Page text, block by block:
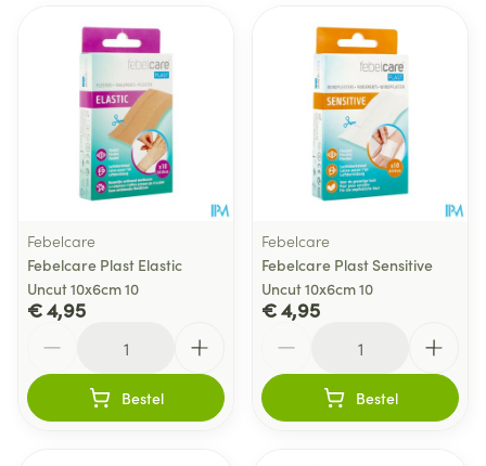
Febelcare
Febelcare Plast Elastic
Uncut 10x6cm 10
€ 4,95
Bestel
Febelcare
Febelcare Plast Sensitive
Uncut 10x6cm 10
€ 4,95
Bestel